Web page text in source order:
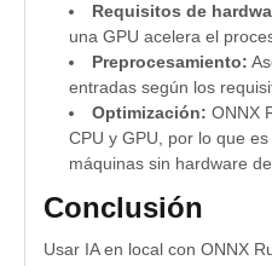
Requisitos de
una GPU acelera el
Preprocesamiento:
entradas según los
Optimización: ONNX
CPU y GPU, por lo que
máquinas sin hardware
Conclusión
Usar IA en local con ONNX